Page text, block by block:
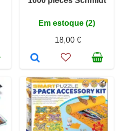
Em estoque (2)
18,00 €